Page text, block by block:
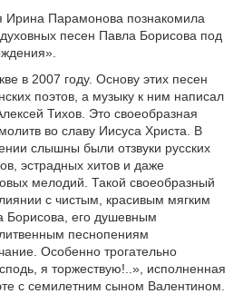
Ирина Парамонова познакомила
песен Павла Борисова под
в 2007 году. Основу этих песен
поэтов, а музыку к ним написал
Тихов. Это своеобразная
во славу Иисуса Христа. В
слышны были отзвуки русских
эстрадных хитов и даже
мелодий. Такой своеобразный
с чистым, красивым мягким
Борисова, его душевным
песнопениям
Особенно трогательно
я торжествую!..», исполненная
с семилетним сыном Валентином.